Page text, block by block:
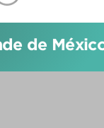
de México!